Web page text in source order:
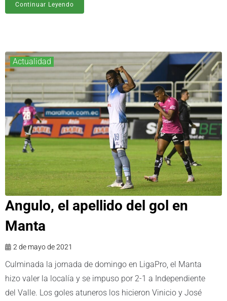
Continuar Leyendo
Actualidad
Angulo, el apellido del gol en
Manta
2 de mayo de 2021
Culminada la jornada de domingo en LigaPro, el Manta
hizo valer la localía y se impuso por 2-1 a Independiente
del Valle. Los goles atuneros los hicieron Vinicio y José